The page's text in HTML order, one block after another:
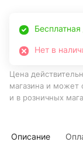
Нет в
Цена
магазина и может
и в розничных
Описание